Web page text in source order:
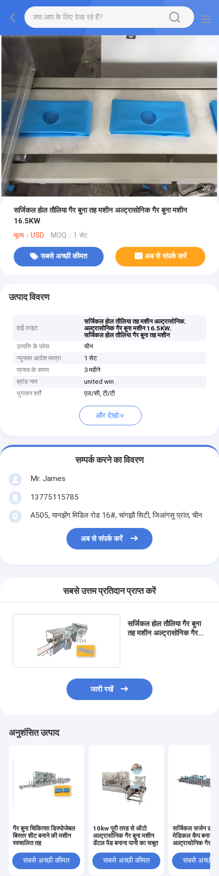
2/2
सर्जिकल होल तौलिया गैर बुना तह मशीन अल्ट्रासोनिक गैर बुना मशीन
16.5KW
मूल्य：USD MOQ：1 सेट
सबसे अच्छी कीमत अब से संपर्क करें
उत्पाद विवरण
हाई लाइट
सर्जिकल होल तौलिया तह मशीन अल्ट्रासोनिक,
अल्ट्रासोनिक गैर बुना मशीन 16.5KW,
सर्जिकल होल तौलिया गैर बुना तह मशीन
उत्पत्ति के प्लेस
चीन
न्यूनतम आदेश मात्रा
1 सेट
प्रसव के समय
3 महीने
ब्रांड नाम
united win
भुगतान शर्तें
एल/सी, टी/टी
और देखो
सम्पर्क करने का विवरण
Mr. James
13775115785
A505, यानझेंग मिडिल रोड 16#, चांगझौ सिटी, जिआंगसु प्रांत, चीन
अब से संपर्क करें
सबसे उत्तम प्रतिदान प्राप्त करें
सर्जिकल होल तौलिया गैर बुना
तह मशीन अल्ट्रासोनिक गैर
जारी रखें
अनुशंसित उत्पाद
गैर बुना चिकित्सा डिस्पोजेबल
बिस्तर शीट बनाने की मशीन
स्वचालित तह
सबसे अच्छी कीमत
10kw पूरी तरह से ऑटो
अल्ट्रासोनिक गैर बुना मशीन
डेंटल पैड बनाना पानी का सबूत
सबसे अच्छी कीमत
सर्जिकल सर्जन
मेडिकल कैप बनाने
अल्ट्रासोनिक गैर
सबसे अच्छी